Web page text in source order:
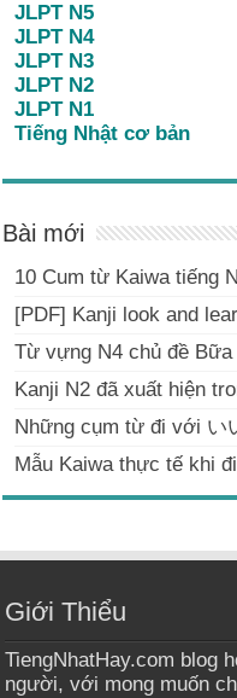
JLPT N5
JLPT N4
JLPT N3
JLPT N2
JLPT N1
Tiếng Nhật cơ bản
Bài mới
10 Cum từ Kaiwa tiếng
[PDF] Kanji look and
Từ vựng N4 chủ đề Bữa
Kanji N2 đã xuất hiện
Những cụm từ đi với い
Mẫu Kaiwa thực tế khi
Giới Thiểu
TiengNhatHay.com blog
người, với mong muốn